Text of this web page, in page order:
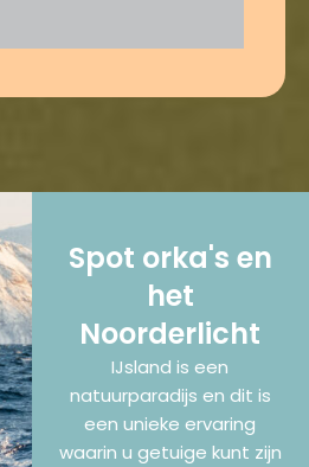
Spot orka's en
het
Noorderlicht
IJsland is een
natuurparadijs en dit is
een unieke ervaring
waarin u getuige kunt zijn